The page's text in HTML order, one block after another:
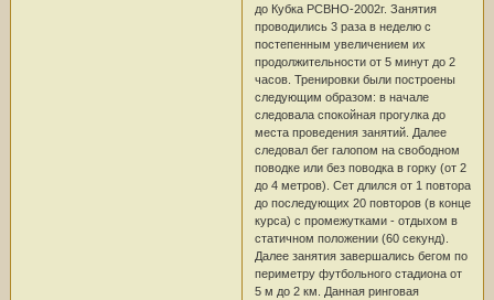
до Кубка РСВНО-2002г. Занятия
проводились 3 раза в неделю с
постепенным увеличением их
продолжительности от 5 минут до 2
часов. Тренировки были построены
следующим образом: в начале
следовала спокойная прогулка до
места проведения занятий. Далее
следовал бег галопом на свободном
поводке или без поводка в горку (от 2
до 4 метров). Сет длился от 1 повтора
до последующих 20 повторов (в конце
курса) с промежутками - отдыхом в
статичном положении (60 секунд).
Далее занятия завершались бегом по
периметру футбольного стадиона от
5 м до 2 км. Данная ринговая